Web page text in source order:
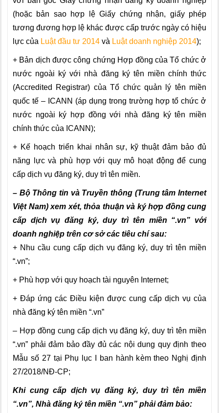
(hoặc bản sao hợp lệ Giấy chứng nhận, giấy phép
tương đương hợp lệ khác được cấp trước ngày có hiệu
lực của Luật đầu tư 2014 và Luật doanh nghiệp 2014);
+ Bản dịch được công chứng Hợp đồng của Tổ chức ở
nước ngoài ký với nhà đăng ký tên miền chính thức
(Accredited Registrar) của Tổ chức quản lý tên miền
quốc tế – ICANN (áp dụng trong trường hợp tổ chức ở
nước ngoài ký hợp đồng với nhà đăng ký tên miền
chính thức của ICANN);
+ Kế hoạch triển khai nhân sự, kỹ thuật đảm bảo đủ
năng lực và phù hợp với quy mô hoạt động để cung
cấp dịch vụ đăng ký, duy trì tên miền.
– Bộ Thông tin và Truyền thông (Trung tâm Internet
Việt Nam) xem xét, thỏa thuận và ký hợp đồng cung
cấp dịch vụ đăng ký, duy trì tên miền “.vn” với
doanh nghiệp trên cơ sở các tiêu chí sau:
+ Nhu cầu cung cấp dịch vụ đăng ký, duy trì tên miền
“.vn”;
+ Phù hợp với quy hoạch tài nguyên Internet;
+ Đáp ứng các Điều kiện được cung cấp dịch vụ của
nhà đăng ký tên miền “.vn”
– Hợp đồng cung cấp dịch vụ đăng ký, duy trì tên miền
“.vn” phải đảm bảo đầy đủ các nội dung quy định theo
Mẫu số 27 tại Phụ lục I ban hành kèm theo Nghị định
27/2018/NĐ-CP;
Khi cung cấp dịch vụ đăng ký, duy trì tên miền
“.vn”, Nhà đăng ký tên miền “.vn” phải đảm bảo: